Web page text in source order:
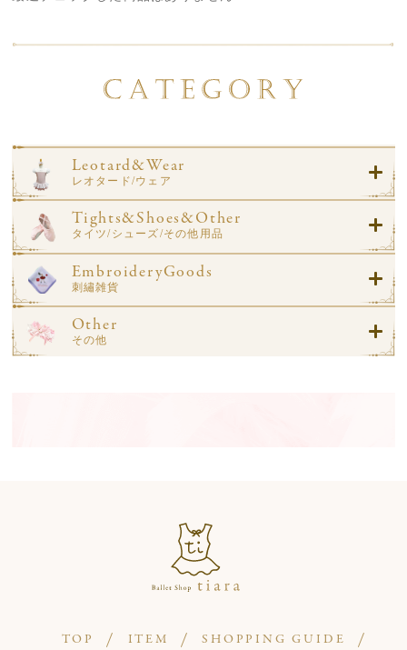
Leotard&Wear
レオタード/ウェア
Tights&Shoes&Other
タイツ/シューズ/その他用品
EmbroideryGoods
刺繡雑貨
Other
その他
TOP ITEM
SHOPPING GUIDE